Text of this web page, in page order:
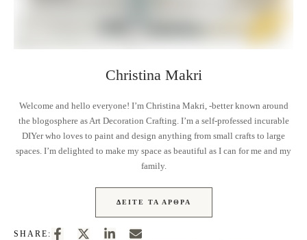
Christina Makri
Welcome and hello everyone! I’m Christina Makri, -better known around
the blogosphere as Art Decoration Crafting. I’m a self-professed incurable
DIYer who loves to paint and design anything from small crafts to large
spaces. I’m delighted to make my space as beautiful as I can for me and my
family.
ΔΕΊΤΕ ΤΑ ΆΡΘΡΑ
SHARE: